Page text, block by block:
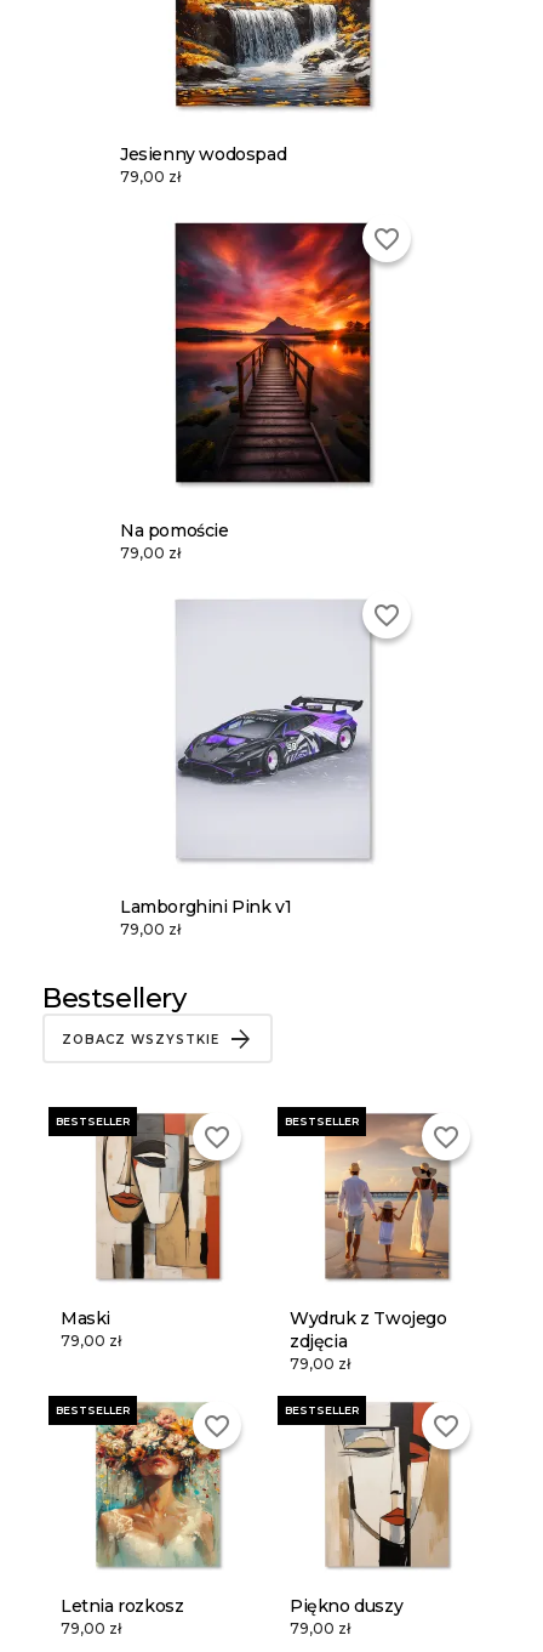
Jesienny wodospad
79,00 zł
Na pomoście
79,00 zł
favorite_border
Lamborghini Pink v1
79,00 zł
favorite_border
Bestsellery
ZOBACZ WSZYSTKIE
Maski
79,00 zł
BESTSELLER
favorite_border
Wydruk z Twojego
zdjęcia
79,00 zł
BESTSELLER
favorite_border
Letnia rozkosz
79,00 zł
BESTSELLER
favorite_border
Piękno duszy
79,00 zł
BESTSELLER
favorite_border